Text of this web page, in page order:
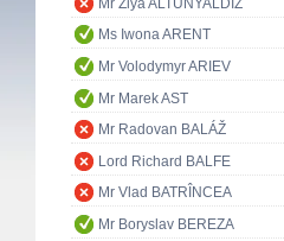
Ms Iwona ARENT
Mr Volodymyr ARIEV
Mr Marek AST
Mr Radovan BALÁŽ
Lord Richard BALFE
Mr Vlad BATRÎNCEA
Mr Boryslav BEREZA